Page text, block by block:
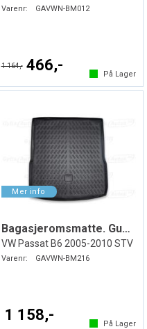
Varenr: GAVWN-BM012
1 164,- 466,-
På Lager
Bagasjeromsmatte. Gummi
VW Passat B6 2005-2010 STV
Varenr: GAVWN-BM216
1 158,-
På Lager